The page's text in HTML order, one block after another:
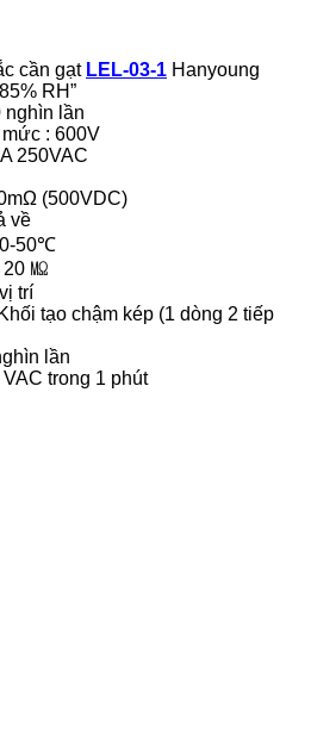
cần gạt LEL-03-1 Hanyoung
RH”
nghìn lần
: 600V
250VAC
(500VDC)
về
50℃
㏁
trí
tạo chậm kép (1 dòng 2 tiếp
lần
trong 1 phút